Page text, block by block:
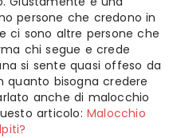
persone che credono in
e ci sono altre persone che
chi segue e crede
si sente quasi offeso da
quanto bisogna credere
anche di malocchio
articolo:Malocchio